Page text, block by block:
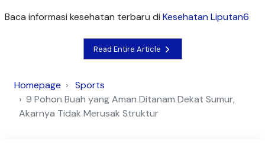
Baca informasi kesehatan terbaru di Kesehatan Liputan6
Read Entire Article
Homepage
Sports
9 Pohon Buah yang Aman Ditanam Dekat Sumur,
Akarnya Tidak Merusak Struktur